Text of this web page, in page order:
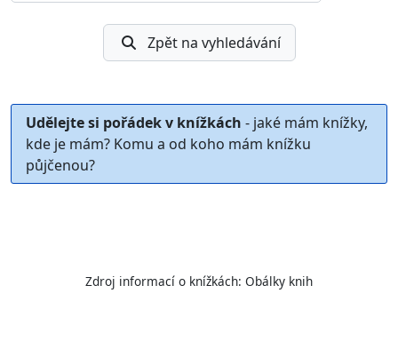
Zpět na vyhledávání
Udělejte si pořádek v knížkách - jaké mám knížky,
kde je mám? Komu a od koho mám knížku
půjčenou?
Zdroj informací o knížkách: Obálky knih